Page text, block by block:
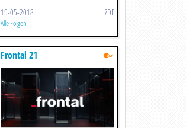
15-05-2018 ZDF
Alle Folgen
Frontal 21